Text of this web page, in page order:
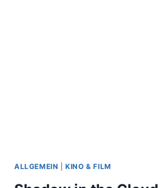
ALLGEMEIN |KINO & FILM